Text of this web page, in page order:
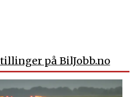
på BilJobb.no